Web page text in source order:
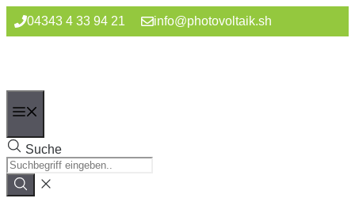
Zum
Inhalt
springen
04343 4 33 94 21 info@photovoltaik.sh
Suche